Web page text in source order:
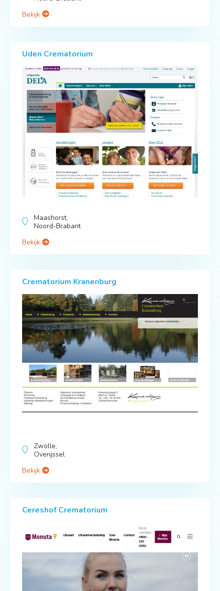
Bekijk
Uden Crematorium
Maashorst,
Noord-Brabant
Bekijk
Crematorium Kranenburg
Zwolle,
Overijssel
Bekijk
Cereshof Crematorium